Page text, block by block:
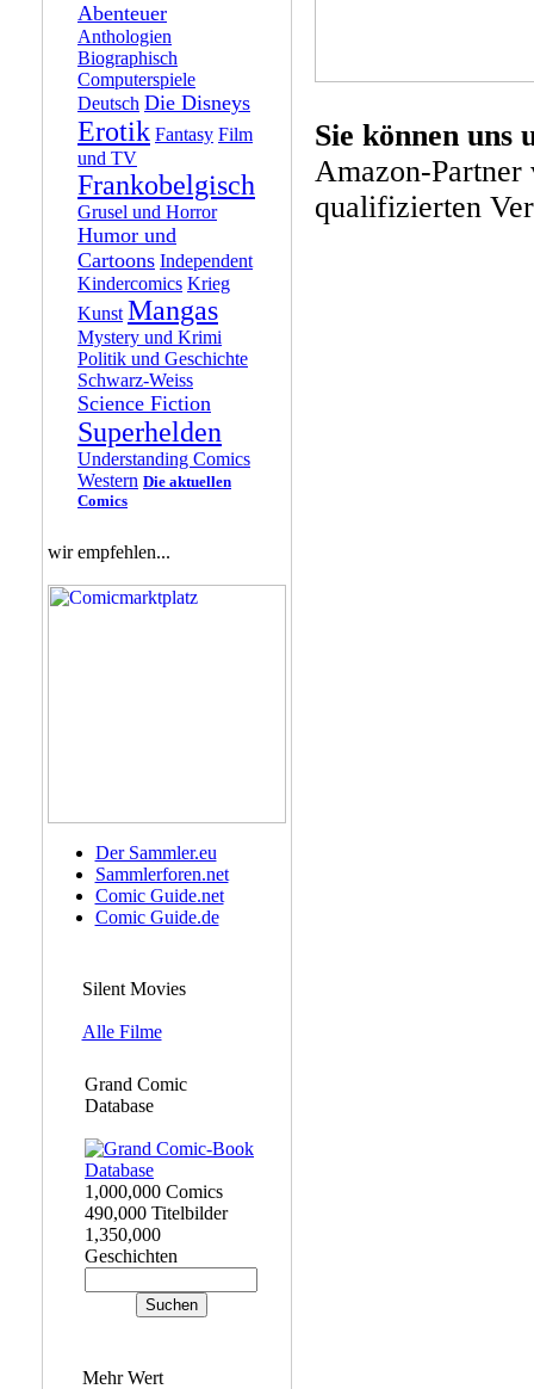
Abenteuer
Anthologien
Biographisch
Computerspiele
Deutsch Die Disneys
Erotik Fantasy Film
und TV
Frankobelgisch
Grusel und Horror
Humor und
Cartoons Independent
Kindercomics Krieg
Kunst Mangas
Mystery und Krimi
Politik und Geschichte
Schwarz-Weiss
Science Fiction
Superhelden
Understanding Comics
Western Die aktuellen
Comics
wir empfehlen...
Der Sammler.eu
Sammlerforen.net
Comic Guide.net
Comic Guide.de
Silent Movies
Alle Filme
Grand Comic
Database
1,000,000 Comics
490,000 Titelbilder
1,350,000
Geschichten
Mehr Wert
Sie können uns
Amazon-
qualifizierten